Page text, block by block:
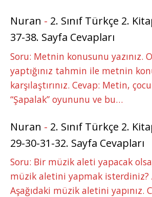
Nuran - 2. Sınıf Türkçe 2.
37-38. Sayfa Cevapları
Soru: Metnin konusunu yazınız.
yaptığınız tahmin ile metnin
karşılaştırınız. Cevap: Metin,
“Şapalak” oyununu ve bu…
Nuran - 2. Sınıf Türkçe 2.
29-30-31-32. Sayfa Cevapları
Soru: Bir müzik aleti yapacak
müzik aletini yapmak isterdiniz?
Aşağıdaki müzik aletini yapınız.